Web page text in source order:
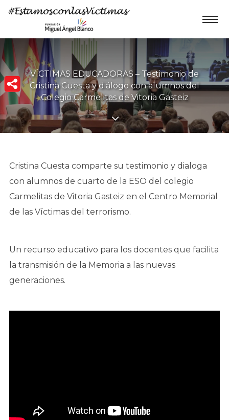
VÍCTIMAS EDUCADORAS – Testimonio de
Cristina Cuesta y diálogo con alumnos del
Colegio Carmelitas de Vitoria Gasteiz
Cristina Cuesta comparte su testimonio y dialoga
con alumnos de cuarto de la ESO del colegio
Carmelitas de Vitoria Gasteiz en el Centro Memorial
de las Víctimas del terrorismo.
Un recurso educativo para los docentes que facilita
la transmisión de la Memoria a las nuevas
generaciones.